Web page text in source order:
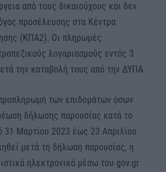
από τους δικαιούχους και δεν
προσέλευσης στα Κέντρα
(ΚΠΑ2). Οι πληρωμές
λογαριασμούς εντός 3
την καταβολή τους από την ΔΥΠΑ.
των επιδομάτων όσων
δήλωσης παρουσίας κατά το
31 Μαρτίου 2023 έως 23 Απριλίου
μετά τη δήλωση παρουσίας, η
ηλεκτρονικά μέσω του gov.gr